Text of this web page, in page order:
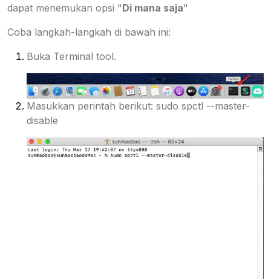
dapat menemukan opsi "Di mana saja"
Coba langkah-langkah di bawah ini:
Buka Terminal tool.
Masukkan perintah berikut: sudo spctl --master-
disable